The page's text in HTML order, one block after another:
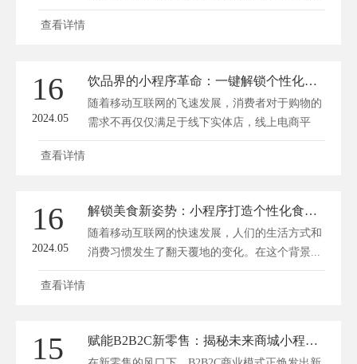
查看详情
16
2024.05
饮品界的小程序革命：一键解锁个性化购物新体验！
随着移动互联网的飞速发展，消费者对于购物的
需求不再仅仅满足于线下实体店，线上电商平
台...
查看详情
16
2024.05
解锁美食新姿势：小程序打造个性化食品商城
随着移动互联网的快速发展，人们的生活方式和
消费习惯发生了翻天覆地的变化。在这个背景...
查看详情
15 赋能B2B2C新零售：揭秘未来商城小程序的流量密钥